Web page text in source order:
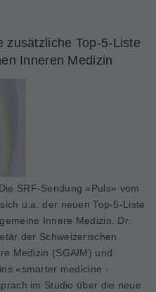
zusätzliche Top-5-Liste
Inneren Medizin
SRF-Sendung «Puls» vom
u.a. der neuen Top-5-Liste
Innere Medizin. Dr.
der Schweizerischen
Medizin (SGAIM) und
«smarter medicine -
im Studio über die neue